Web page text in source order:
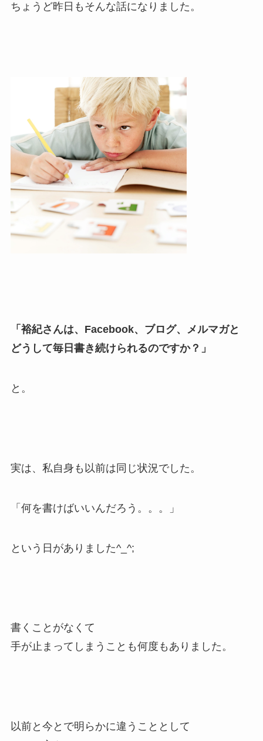
ちょうど昨日もそんな話になりました。
「裕紀さんは、Facebook、ブログ、メルマガと
どうして毎日書き続けられるのですか？」
と。
実は、私自身も以前は同じ状況でした。
「何を書けばいいんだろう。。。」
という日がありました^_^;
書くことがなくて
手が止まってしまうことも何度もありました。
以前と今とで明らかに違うこととして